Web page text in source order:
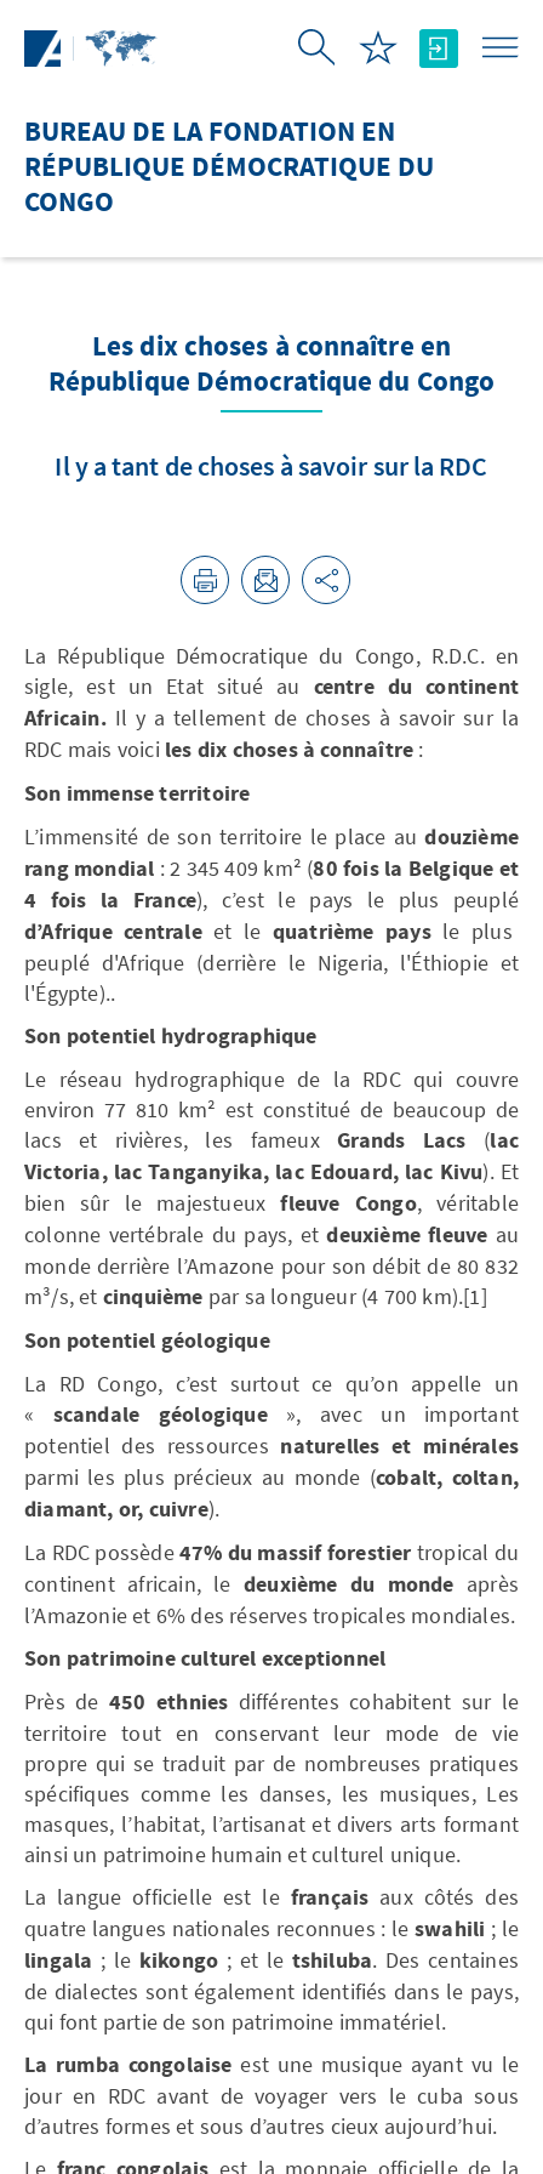
BUREAU DE LA FONDATION EN
RÉPUBLIQUE DÉMOCRATIQUE DU
CONGO
Les dix choses à connaître en
République Démocratique du Congo
Il y a tant de choses à savoir sur la RDC
La République Démocratique du Congo, R.D.C. en
sigle, est un Etat situé au centre du continent
Africain.Il y a tellement de choses à savoir sur la
RDC mais voici les dix choses à connaître :
Son immense territoire
L’immensité de son territoire le place audouzième
rang mondial : 2 345 409 km² (80 fois la Belgique et
4 fois la France), c’est le pays le plus peuplé
d’Afrique centraleet le quatrième paysle plus
peuplé d'Afrique (derrière le Nigeria, l'Éthiopie et
l'Égypte)..
Son potentiel hydrographique
Le réseau hydrographique de la RDC qui couvre
environ 77 810 km² est constitué de beaucoup de
lacs et rivières, les fameuxGrands Lacs (lac
Victoria, lac Tanganyika, lac Edouard, lac Kivu). Et
bien sûr le majestueuxfleuve Congo, véritable
colonne vertébrale du pays, etdeuxième fleuve au
monde derrière l’Amazone pour son débit de 80 832
m³/s, et cinquième par sa longueur (4 700 km).[1]
Son potentiel géologique
La RD Congo, c’est surtout ce qu’on appelle un
« scandale géologique», avec un important
potentiel des ressources naturelles et minérales
parmi les plus précieux au monde (cobalt, coltan,
diamant, or, cuivre).
La RDC possède47% du massif forestier tropical du
continent africain, le deuxième du monde après
l’Amazonie et 6% des réserves tropicales mondiales.
Son patrimoine culturel exceptionnel
Près de 450 ethnies différentes cohabitent sur le
territoire tout en conservant leur mode de vie
propre qui se traduit par de nombreuses pratiques
spécifiques comme les danses, les musiques, Les
masques, l’habitat, l’artisanat et divers arts formant
ainsi un patrimoine humain et culturel unique.
La langue officielle est lefrançais aux côtés des
quatre langues nationales reconnues : le swahili ; le
lingala ; le kikongo ; et le tshiluba. Des centaines
de dialectes sont également identifiés dans le pays,
qui font partie de son patrimoine immatériel.
La rumba congolaise est une musique ayant vu le
jour en RDC avant de voyager vers le cuba sous
d’autres formes et sous d’autres cieux aujourd’hui.